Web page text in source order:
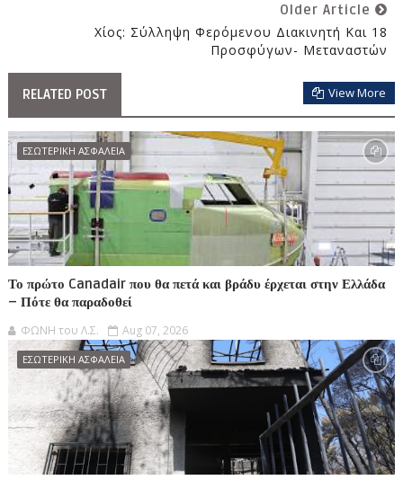
Older Article
Χίος: Σύλληψη Φερόμενου Διακινητή Και 18
Προσφύγων- Μεταναστών
RELATED POST View More
ΕΣΩΤΕΡΙΚΗ ΑΣΦΑΛΕΙΑ
Το πρώτο Canadair που θα πετά και βράδυ έρχεται στην Ελλάδα
– Πότε θα παραδοθεί
ΦΩΝΗ του Λ.Σ. Aug 07, 2026
ΕΣΩΤΕΡΙΚΗ ΑΣΦΑΛΕΙΑ